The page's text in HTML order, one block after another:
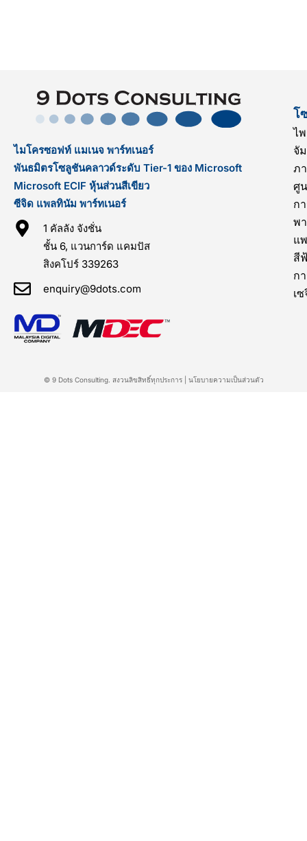
ไมโครซอฟท์ แมเนจ พาร์ทเนอร์
พันธมิตรโซลูชันคลาวด์ระดับ Tier-1 ของ Microsoft
Microsoft ECIF หุ้นส่วนสีเขียว
ซีจิด แพลทินัม พาร์ทเนอร์
1 คัลลัง จังชั่น
ชั้น 6, แวนการ์ด แคมปัส
สิงคโปร์ 339263
enquiry@9dots.com
โ
ไ
จั
ภ
ศู
ก
พ
แ
สี
ก
เ
© 9 Dots Consulting. สงวนลิขสิทธิ์ทุกประการ | นโยบายความเป็นส่วนตัว